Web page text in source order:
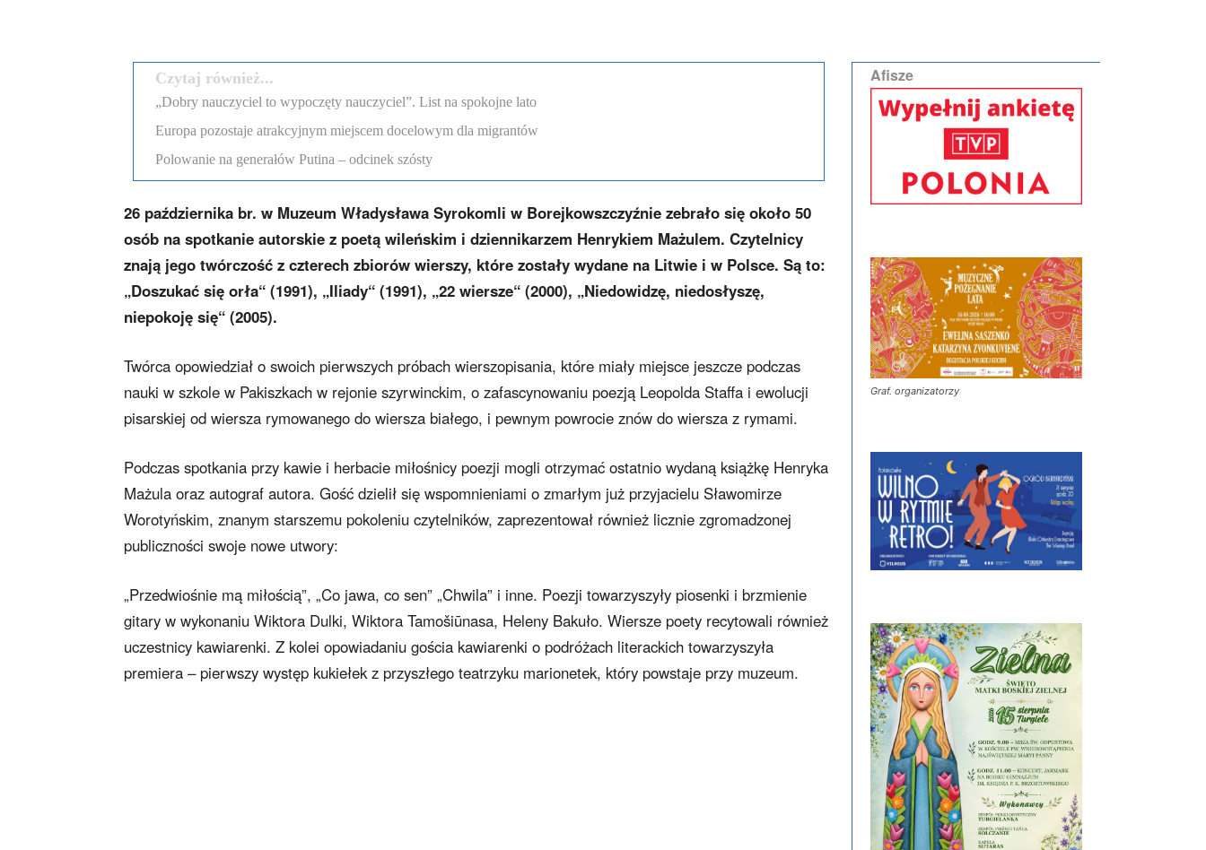
Czytaj również...
„Dobry nauczyciel to wypoczęty nauczyciel”. List na spokojne lato
Europa pozostaje atrakcyjnym miejscem docelowym dla migrantów
Polowanie na generałów Putina – odcinek szósty
26 października br. w Muzeum Władysława Syrokomli w Borejkowszczyźnie zebrało się około 50
osób na spotkanie autorskie z poetą wileńskim i dziennikarzem Henrykiem Mażulem. Czytelnicy
znają jego twórczość z czterech zbiorów wierszy, które zostały wydane na Litwie i w Polsce. Są to:
„Doszukać się orła“ (1991), „Iliady“ (1991), „22 wiersze“ (2000), „Niedowidzę, niedosłyszę,
niepokoję się“ (2005).
Twórca opowiedział o swoich pierwszych próbach wierszopisania, które miały miejsce jeszcze podczas
nauki w szkole w Pakiszkach w rejonie szyrwinckim, o zafascynowaniu poezją Leopolda Staffa i ewolucji
pisarskiej od wiersza rymowanego do wiersza białego, i pewnym powrocie znów do wiersza z rymami.
Podczas spotkania przy kawie i herbacie miłośnicy poezji mogli otrzymać ostatnio wydaną książkę Henryka
Mażula oraz autograf autora. Gość dzielił się wspomnieniami o zmarłym już przyjacielu Sławomirze
Worotyńskim, znanym starszemu pokoleniu czytelników, zaprezentował również licznie zgromadzonej
publiczności swoje nowe utwory:
„Przedwiośnie mą miłością”, „Co jawa, co sen” „Chwila” i inne. Poezji towarzyszyły piosenki i brzmienie
gitary w wykonaniu Wiktora Dulki, Wiktora Tamošiūnasa, Heleny Bakuło. Wiersze poety recytowali również
uczestnicy kawiarenki. Z kolei opowiadaniu gościa kawiarenki o podróżach literackich towarzyszyła
premiera – pierwszy występ kukiełek z przyszłego teatrzyku marionetek, który powstaje przy muzeum.
Afisze
Graf. organizatorzy